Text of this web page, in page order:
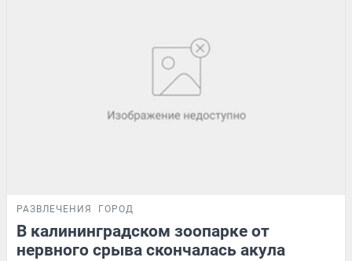
РАЗВЛЕЧЕНИЯ ГОРОД
В калининградском зоопарке от
нервного срыва скончалась акула